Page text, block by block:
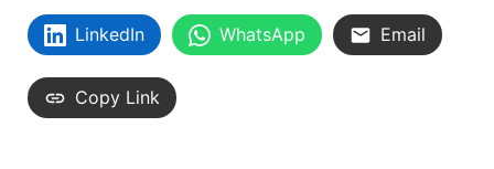
LinkedIn WhatsApp Email
Copy Link